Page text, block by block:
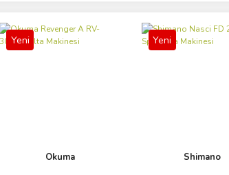
Yeni
Okuma
Yeni
Shimano